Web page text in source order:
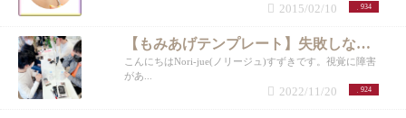
934
2015/02/10
【もみあげテンプレート】失敗しないもみあげカット器⭐︎目の不自由な子のおしゃれ用にママが考案！【体験会】
こんにちはNori-jue(ノリージュ)すずきです。視覚に障害
があ...
924
2022/11/20